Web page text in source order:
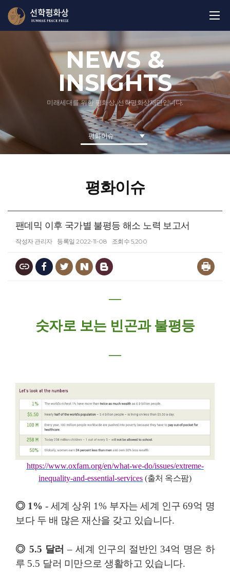
NEWS &
INSIGHTS
미래세대를 위한 평화상, 선학평화상재단입니다.
평화이슈
평화이슈
팬데믹 이후 국가별 불평등 해소 노력 보고서
작성자 관리자 등록일 2022-11-08 조회수 5,200
―
숫자로 보는 빈곤과 불평등
―
https://www.oxfam.org/en/what-we-do/issues/extreme-
inequality-and-essential-services (출처 옥스팜)
◎ 1% - 세계 상위 1% 부자는 세계 인구69억 명
보다 두 배 많은 재산을 갖고 있습니다.
◎ 5.5 달러 –세계 인구의 절반인 34억 명은 하
루 5.5 달러 미만으로 생활하고 있습니다.